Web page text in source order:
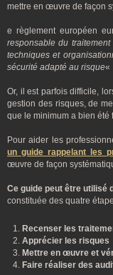
mettre en œuvre de façon
e règlement européen
responsable du
techniques et
sécurité adapté au risque«
Or, il est parfois difficile,
gestion des risques, de
que le minimum a bien été
Pour aider les
un guide rappelant les
œuvre de façon
Ce guide peut être utilisé
constituée des quatre
Recenser les
Apprécier les risques
Mettre en œuvre et
Faire réaliser des